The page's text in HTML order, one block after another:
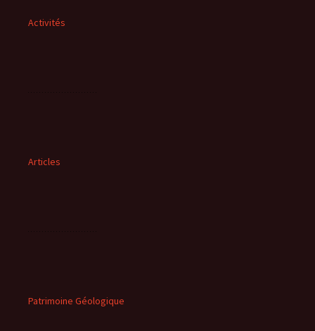
Activités
Articles
Patrimoine Géologique